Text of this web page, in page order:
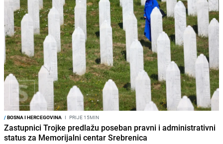
/BOSNA I HERCEGOVINA I PRIJE 15MIN
Zastupnici Trojke predlažu poseban pravni i administrativni
status za Memorijalni centar Srebrenica